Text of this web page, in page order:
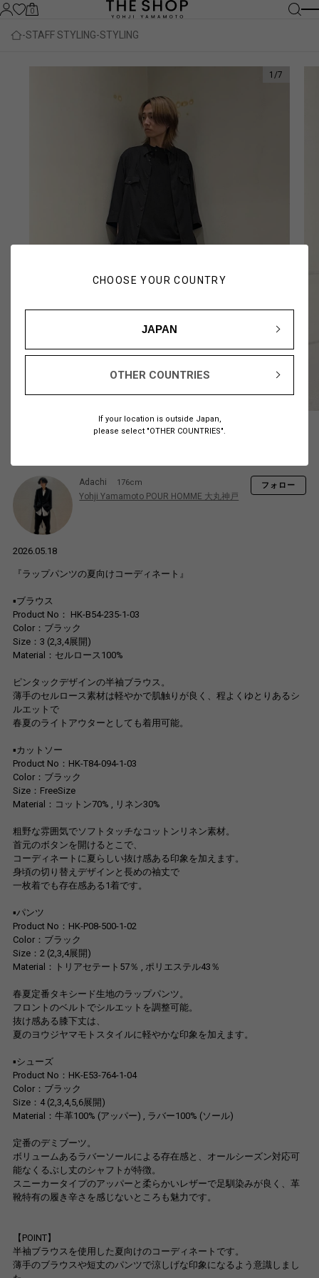
CHOOSE YOUR COUNTRY
JAPAN
OTHER COUNTRIES
If your location is outside Japan,
please select "OTHER COUNTRIES".
0
STAFF STYLING STYLING
1 /7
Adachi 176cm
Yohji Yamamoto POUR HOMME 大丸神戸
フォロー
2026.05.18
『ラップパンツの夏向けコーディネート』
▪ブラウス
Product No： HK-B54-235-1-03
Color：ブラック
Size：3 (2,3,4展開)
Material：セルロース100%
ピンタックデザインの半袖ブラウス。
薄手のセルロース素材は軽やかで肌触りが良く、程よくゆとりあるシ
ルエットで
春夏のライトアウターとしても着用可能。
▪カットソー
Product No：HK-T84-094-1-03
Color：ブラック
Size：FreeSize
Material：コットン70% , リネン30%
粗野な雰囲気でソフトタッチなコットンリネン素材。
首元のボタンを開けるとこで、
コーディネートに夏らしい抜け感ある印象を加えます。
身頃の切り替えデザインと長めの袖丈で
一枚着でも存在感ある1着です。
▪パンツ
Product No：HK-P08-500-1-02
Color：ブラック
Size：2 (2,3,4展開)
Material：トリアセテート57％ , ポリエステル43％
春夏定番タキシード生地のラップパンツ。
フロントのベルトでシルエットを調整可能。
抜け感ある膝下丈は、
夏のヨウジヤマモトスタイルに軽やかな印象を加えます。
▪シューズ
Product No：HK-E53-764-1-04
Color：ブラック
Size：4 (2,3,4,5,6展開)
Material：牛革100% (アッパー) , ラバー100% (ソール)
定番のデミブーツ。
ボリュームあるラバーソールによる存在感と、オールシーズン対応可
能なくるぶし丈のシャフトが特徴。
スニーカータイプのアッパーと柔らかいレザーで足馴染みが良く、革
靴特有の履き辛さを感じないところも魅力です。
【POINT】
半袖ブラウスを使用した夏向けのコーディネートです。
薄手のブラウスや短丈のパンツで涼しげな印象になるよう意識しまし